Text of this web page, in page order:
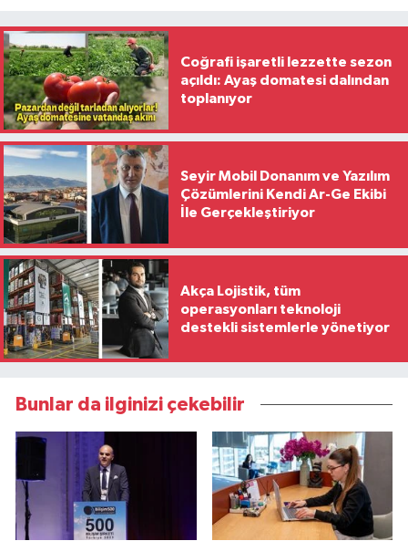
Coğrafi işaretli lezzette sezon
açıldı: Ayaş domatesi dalından
toplanıyor
Seyir Mobil Donanım ve Yazılım
Çözümlerini Kendi Ar-Ge Ekibi
İle Gerçekleştiriyor
Akça Lojistik, tüm
operasyonları teknoloji
destekli sistemlerle yönetiyor
Bunlar da ilginizi çekebilir